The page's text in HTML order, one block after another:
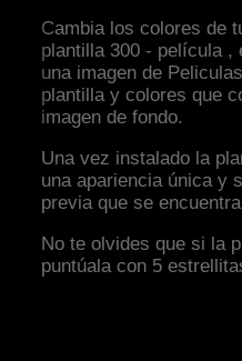
Cambia los colores de
plantilla 300 - película ,
una imagen de
plantilla y colores que
imagen de fondo.
Una vez instalado la
una apariencia única y
previa que se
No te olvides que si la
puntúala con 5